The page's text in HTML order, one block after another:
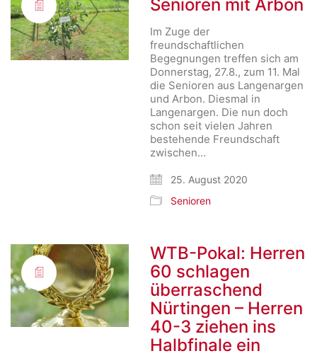
Senioren mit Arbon
Im Zuge der
freundschaftlichen
Begegnungen treffen sich am
Donnerstag, 27.8., zum 11. Mal
die Senioren aus Langenargen
und Arbon. Diesmal in
Langenargen. Die nun doch
schon seit vielen Jahren
bestehende Freundschaft
zwischen…
25. August 2020
Senioren
WTB-Pokal: Herren
60 schlagen
überraschend
Nürtingen – Herren
40-3 ziehen ins
Halbfinale ein